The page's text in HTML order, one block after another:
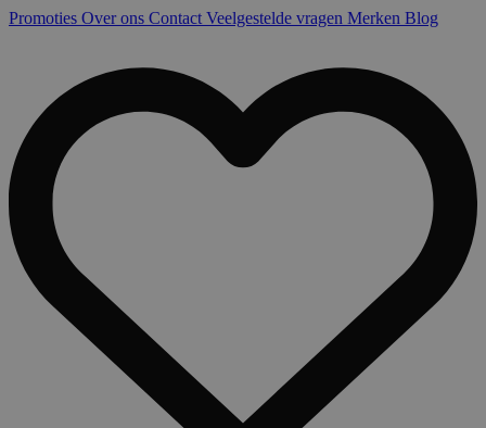
Promoties Over ons Contact Veelgestelde vragen Merken Blog